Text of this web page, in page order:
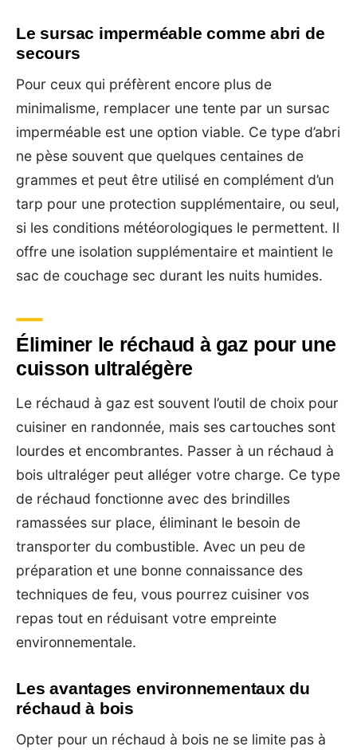
Le sursac imperméable comme abri de
secours
Pour ceux qui préfèrent encore plus de
minimalisme, remplacer une tente par un sursac
imperméable est une option viable. Ce type d’abri
ne pèse souvent que quelques centaines de
grammes et peut être utilisé en complément d’un
tarp pour une protection supplémentaire, ou seul,
si les conditions météorologiques le permettent. Il
offre une isolation supplémentaire et maintient le
sac de couchage sec durant les nuits humides.
Éliminer le réchaud à gaz pour une
cuisson ultralégère
Le réchaud à gaz est souvent l’outil de choix pour
cuisiner en randonnée, mais ses cartouches sont
lourdes et encombrantes. Passer à un réchaud à
bois ultraléger peut alléger votre charge. Ce type
de réchaud fonctionne avec des brindilles
ramassées sur place, éliminant le besoin de
transporter du combustible. Avec un peu de
préparation et une bonne connaissance des
techniques de feu, vous pourrez cuisiner vos
repas tout en réduisant votre empreinte
environnementale.
Les avantages environnementaux du
réchaud à bois
Opter pour un réchaud à bois ne se limite pas à